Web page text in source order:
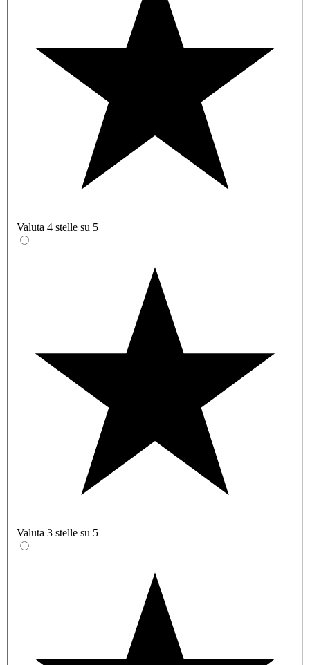
Valuta 4 stelle su 5
Valuta 3 stelle su 5